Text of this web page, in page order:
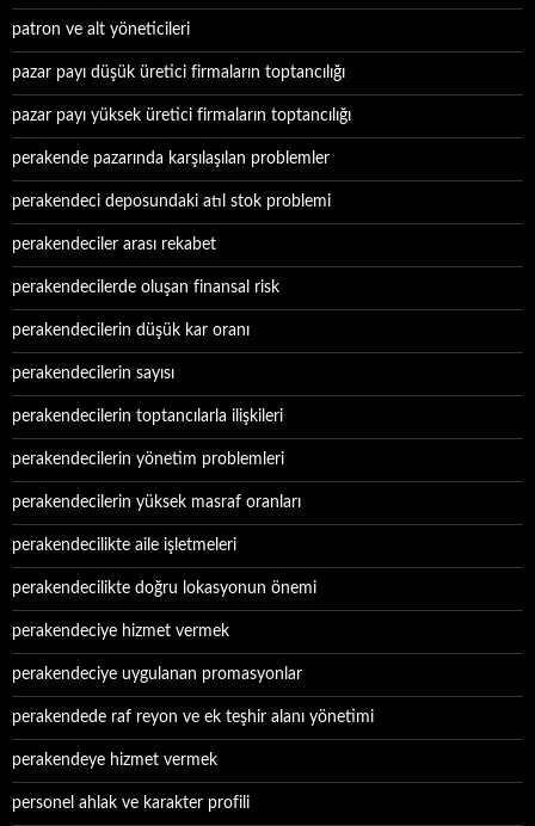
patron ve alt yöneticileri
pazar payı düşük üretici firmaların toptancılığı
pazar payı yüksek üretici firmaların toptancılığı
perakende pazarında karşılaşılan problemler
perakendeci deposundaki atıl stok problemi
perakendeciler arası rekabet
perakendecilerde oluşan finansal risk
perakendecilerin düşük kar oranı
perakendecilerin sayısı
perakendecilerin toptancılarla ilişkileri
perakendecilerin yönetim problemleri
perakendecilerin yüksek masraf oranları
perakendecilikte aile işletmeleri
perakendecilikte doğru lokasyonun önemi
perakendeciye hizmet vermek
perakendeciye uygulanan promasyonlar
perakendede raf reyon ve ek teşhir alanı yönetimi
perakendeye hizmet vermek
personel ahlak ve karakter profili